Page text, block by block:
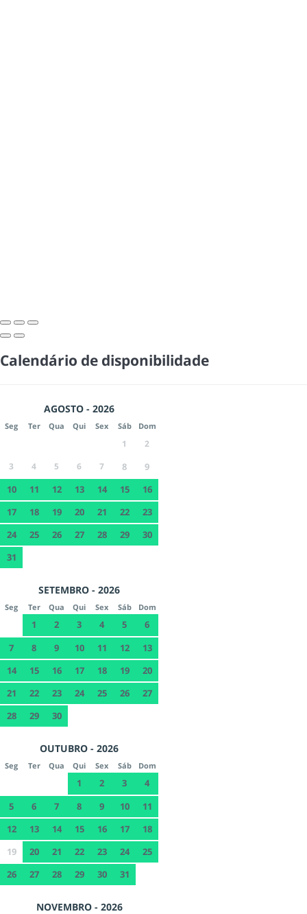
Calendário de disponibilidade
AGOSTO - 2026
Seg Ter Qua Qui Sex Sáb Dom
1
2
3
4 5 6 7 8
9
10
11 12 13 14 15
16
17
18 19 20 21 22
23
24
25 26 27 28 29
30
31
SETEMBRO - 2026
Seg Ter Qua Qui Sex Sáb Dom
1 2 3 4 5
6
7
8 9 10 11 12
13
14
15 16 17 18 19
20
21
22 23 24 25 26
27
28
29 30
OUTUBRO - 2026
Seg Ter Qua Qui Sex Sáb Dom
1 2 3
4
5
6 7 8 9 10
11
12
13 14 15 16 17
18
19
20 21 22 23 24
25
26
27 28 29 30 31
NOVEMBRO - 2026